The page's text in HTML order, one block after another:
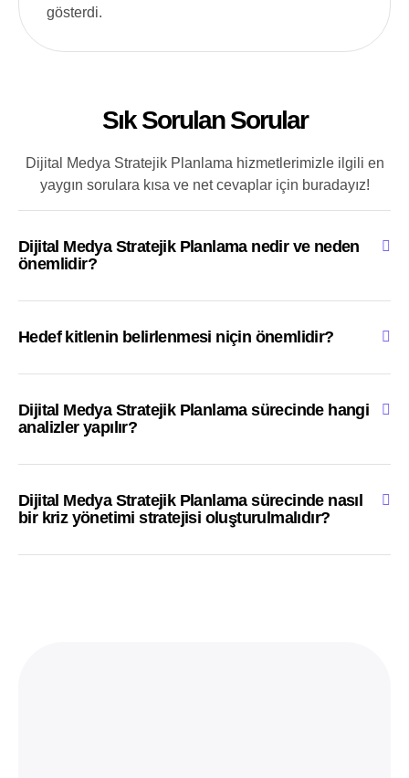
gösterdi.
Sık Sorulan Sorular
Dijital Medya Stratejik Planlama hizmetlerimizle ilgili en
yaygın sorulara kısa ve net cevaplar için buradayız!
Dijital Medya Stratejik Planlama nedir ve neden
önemlidir?
Hedef kitlenin belirlenmesi niçin önemlidir?
Dijital Medya Stratejik Planlama sürecinde hangi
analizler yapılır?
Dijital Medya Stratejik Planlama sürecinde nasıl
bir kriz yönetimi stratejisi oluşturulmalıdır?